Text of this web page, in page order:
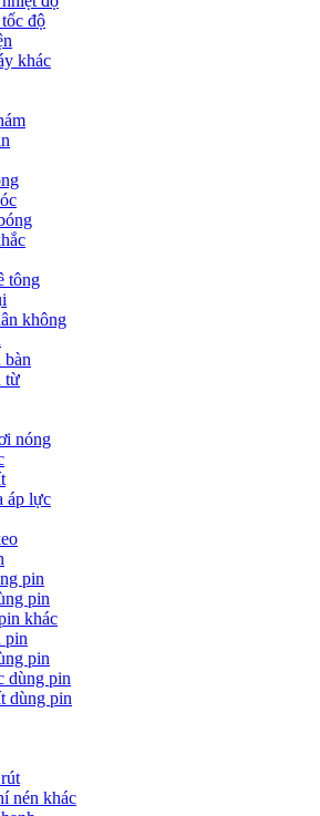
độ
khác
tông
không
bàn
từ
nóng
áp lực
pin
pin
khác
pin
pin
dùng pin
dùng pin
nén khác